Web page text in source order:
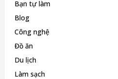
Bạn tự làm
Blog
Công nghệ
Đồ ăn
Du lịch
Làm sạch